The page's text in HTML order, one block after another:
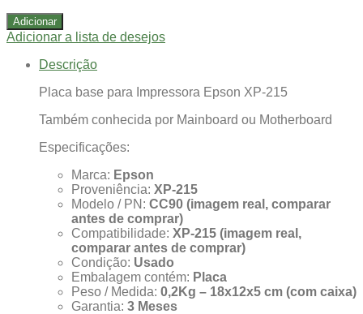
Adicionar
Adicionar a lista de desejos
Descrição
Placa base para Impressora Epson XP-215
Também conhecida por Mainboard ou Motherboard
Especificações:
Marca: Epson
Proveniência: XP-215
Modelo / PN: CC90 (imagem real, comparar
antes de comprar)
Compatibilidade: XP-215 (imagem real,
comparar antes de comprar)
Condição: Usado
Embalagem contém: Placa
Peso / Medida: 0,2Kg – 18x12x5 cm (com caixa)
Garantia: 3 Meses